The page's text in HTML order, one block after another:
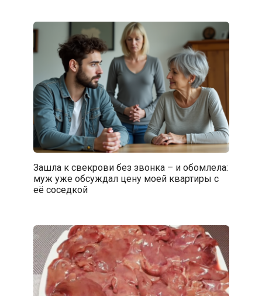
Зашла к свекрови без звонка – и обомлела:
муж уже обсуждал цену моей квартиры с
её соседкой